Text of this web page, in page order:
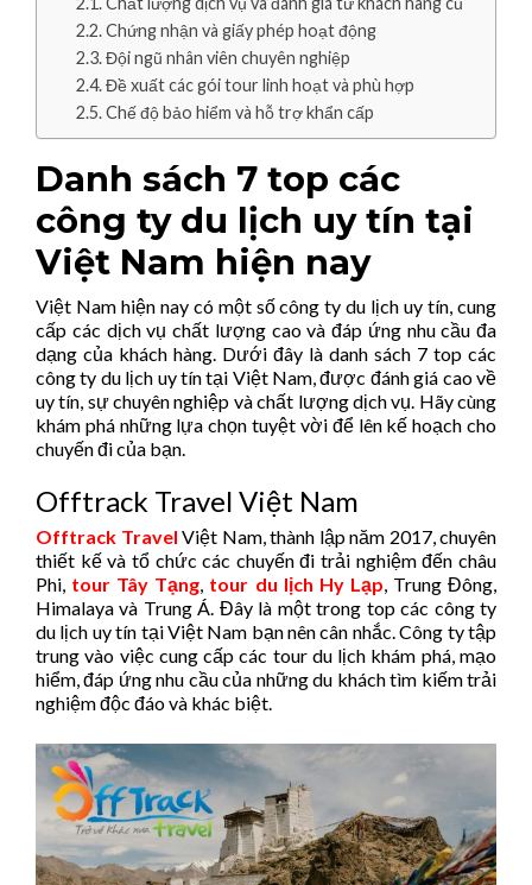
Chứng nhận và giấy phép hoạt động
Đội ngũ nhân viên chuyên nghiệp
Đề xuất các gói tour linh hoạt và phù hợp
Chế độ bảo hiểm và hỗ trợ khẩn cấp
Danh sách 7 top các
công ty du lịch uy tín tại
Việt Nam hiện nay
Việt Nam hiện nay có một số công ty du lịch uy tín, cung
cấp các dịch vụ chất lượng cao và đáp ứng nhu cầu đa
dạng của khách hàng. Dưới đây là danh sách 7 top các
công ty du lịch uy tín tại Việt Nam, được đánh giá cao về
uy tín, sự chuyên nghiệp và chất lượng dịch vụ. Hãy cùng
khám phá những lựa chọn tuyệt vời để lên kế hoạch cho
chuyến đi của bạn.
Offtrack Travel Việt Nam
Offtrack Travel Việt Nam, thành lập năm 2017, chuyên
thiết kế và tổ chức các chuyến đi trải nghiệm đến châu
Phi, tour Tây Tạng, tour du lịch Hy Lạp, Trung Đông,
Himalaya và Trung Á. Đây là một trong top các công ty
du lịch uy tín tại Việt Nam bạn nên cân nhắc. Công ty tập
trung vào việc cung cấp các tour du lịch khám phá, mạo
hiểm, đáp ứng nhu cầu của những du khách tìm kiếm trải
nghiệm độc đáo và khác biệt. ​